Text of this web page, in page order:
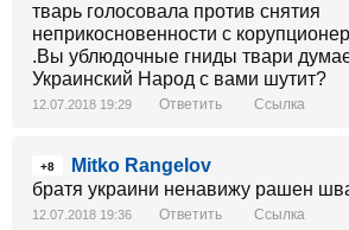
тварь голосовала против снятия
неприкосновенности с
.Вы ублюдочные гниды твари
Украинский Народ с вами шутит?
12.07.2018 19:29 Ответить Ссылка
+8
Mitko Rangelov
братя украини ненавижу рашен
12.07.2018 19:36 Ответить Ссылка